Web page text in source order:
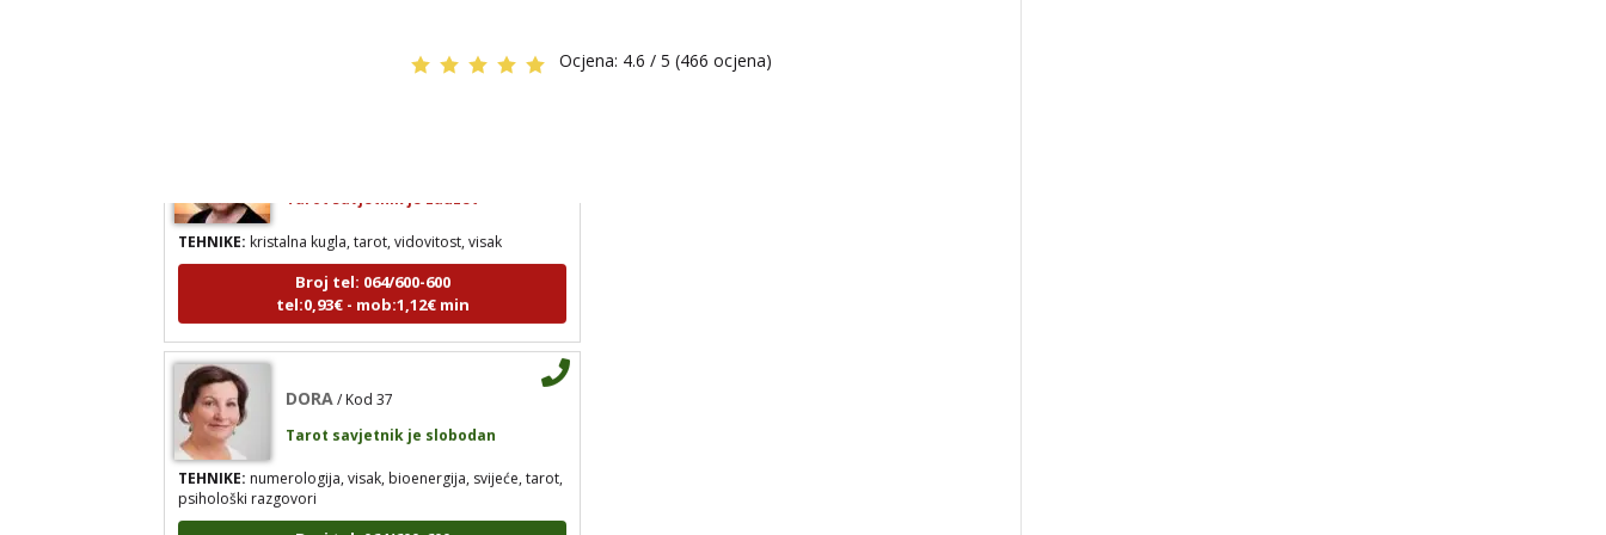
tel:0,93€ - mob:1,12€
Ocjena: 4.6 / 5 (466 ocjena)
TEHNIKE:kristalna kugla, tarot, vidovitost, visak
Broj tel: 064/600-600
tel:0,93€ - mob:1,12€ min
Tarot savjetnik je slobodan
TEHNIKE:
numerologija, visak, bioenergija, svijeće, tarot,
psihološki razgovori
Broj tel: 064/600-600
tel:0,93€ - mob:1,12€ min